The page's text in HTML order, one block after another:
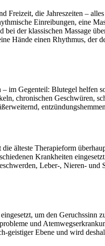
Freizeit, die Jahreszeiten –
Einreibungen, eine
der klassischen Massage
Hände einen Rhythmus,
im Gegenteil: Blutegel helfen
chronischen
älteste Therapieform
Krankheiten
Leber-, Nieren-
um den
und
geistiger Ebene und wird